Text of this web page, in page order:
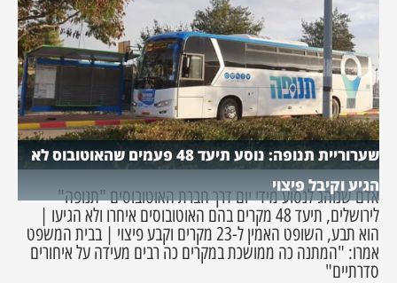
שערוריית תנופה: נוסע תיעד 48 פעמים שהאוטובוס לא
הגיע וקיבל פיצוי
אדם שנוהג לנסוע מידי יום דרך חברת האוטובוסים "תנופה"
לירושלים, תיעד 48 מקרים בהם האוטובוסים איחרו ולא הגיעו |
הוא תבע, השופט האמין ל-23 מקרים וקבע פיצוי | בבית המשפט
אמרו: "המתנה כה ממושכת במקרים כה רבים מעידה על איחורים
סדרתיים"